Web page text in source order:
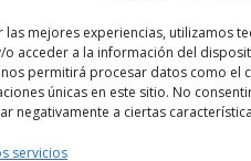
las mejores experiencias, utilizamos
o acceder a la información del
permitirá procesar datos como el
únicas en este sitio. No
negativamente a ciertas
servicios